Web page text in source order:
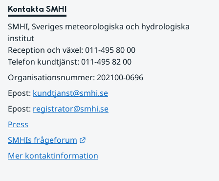
Kontakta SMHI
SMHI, Sveriges meteorologiska och hydrologiska
institut
Reception och växel: 011-495 80 00
Telefon kundtjänst: 011-495 82 00
Organisationsnummer: 202100-0696
Epost: kundtjanst@smhi.se
Epost: registrator@smhi.se
Press
SMHIs frågeforum
Mer kontaktinformation